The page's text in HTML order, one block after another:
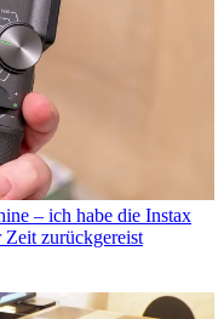
– ich habe die Instax
zurückgereist